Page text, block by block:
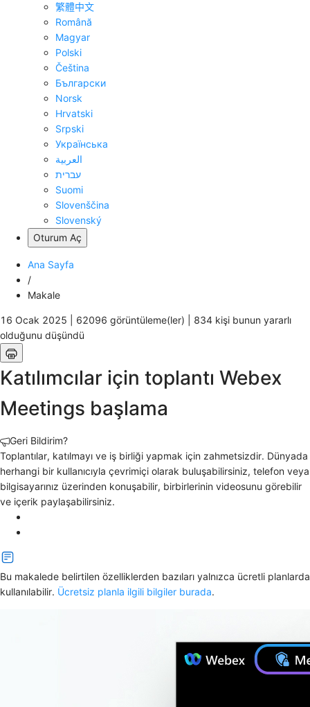
繁體中文
Română
Magyar
Polski
Čeština
Български
Norsk
Hrvatski
Srpski
Українська
العربية
עברית
Suomi
Slovenščina
Slovenský
Oturum Aç
Ana Sayfa
/
Makale
16 Ocak 2025 | 62096 görüntüleme(ler) | 834 kişi bunun yararlı
olduğunu düşündü
Katılımcılar için toplantı Webex
Meetings başlama
Geri Bildirim?
Toplantılar, katılmayı ve iş birliği yapmak için zahmetsizdir. Dünyada
herhangi bir kullanıcıyla çevrimiçi olarak buluşabilirsiniz, telefon veya
bilgisayarınız üzerinden konuşabilir, birbirlerinin videosunu görebilir
ve içerik paylaşabilirsiniz.
Bu makalede belirtilen özelliklerden bazıları yalnızca ücretli planlarda
kullanılabilir. Ücretsiz planla ilgili bilgiler burada.